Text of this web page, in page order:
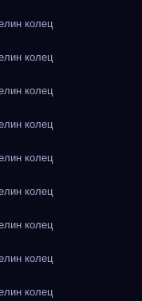
колец
колец
колец
колец
колец
колец
колец
колец
колец